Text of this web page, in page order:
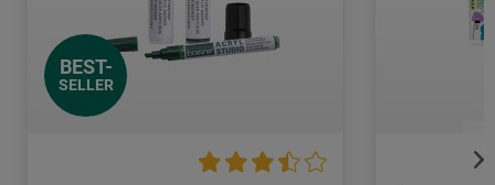
BEST-
SELLER